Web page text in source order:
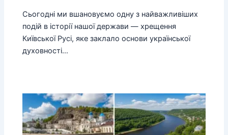
Сьогодні ми вшановуємо одну з найважливіших
подій в історії нашої держави — хрещення
Київської Русі, яке заклало основи української
духовності…